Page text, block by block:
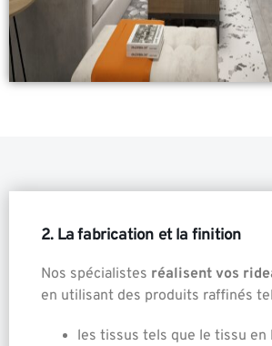
2. La fabrication et la finition
Nos spécialistes réalisent vos
en utilisant des produits raffinés
les tissus tels que le tissu en